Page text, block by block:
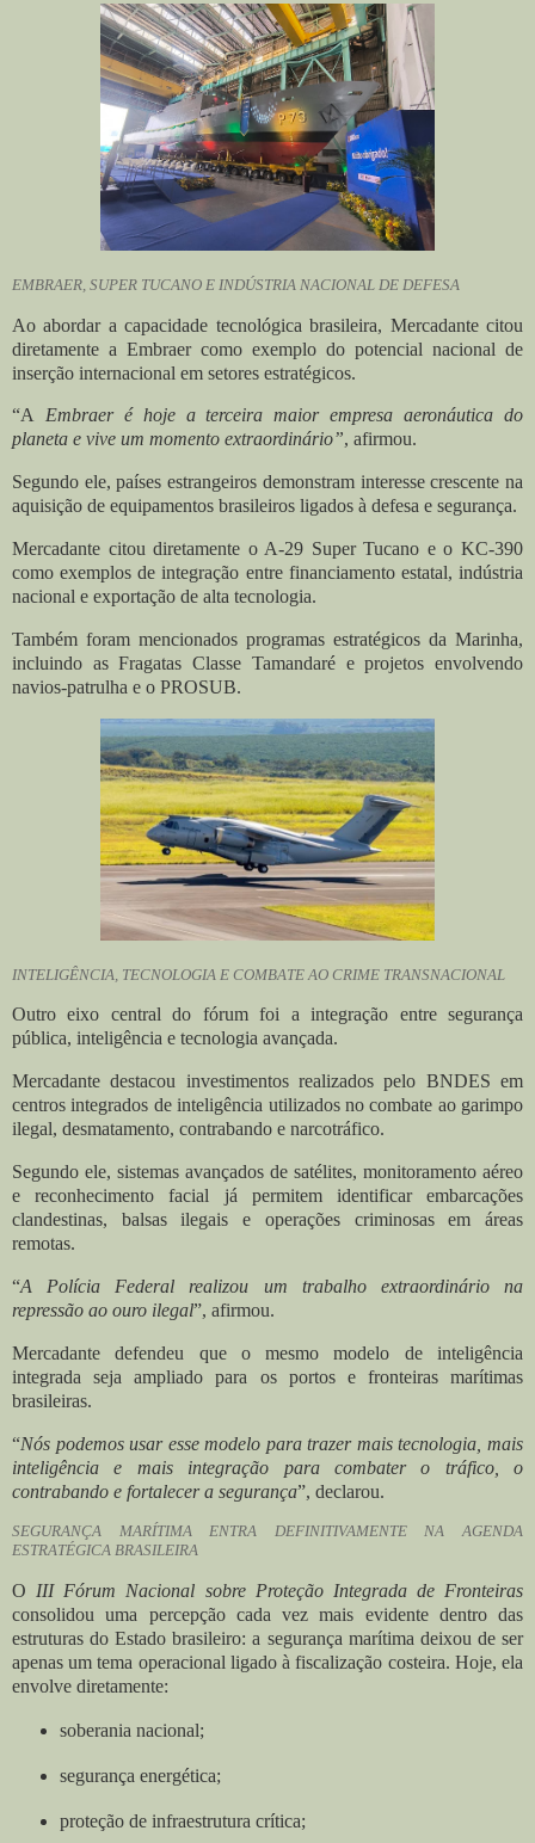
EMBRAER, SUPER TUCANO E INDÚSTRIA NACIONAL DE DEFESA
Ao abordar a capacidade tecnológica brasileira, Mercadante citou
diretamente a Embraer como exemplo do potencial nacional de
inserção internacional em setores estratégicos.
“A Embraer é hoje a terceira maior empresa aeronáutica do
planeta e vive um momento extraordinário”, afirmou.
Segundo ele, países estrangeiros demonstram interesse crescente na
aquisição de equipamentos brasileiros ligados à defesa e segurança.
Mercadante citou diretamente o A-29 Super Tucano e o KC-390
como exemplos de integração entre financiamento estatal, indústria
nacional e exportação de alta tecnologia.
Também foram mencionados programas estratégicos da Marinha,
incluindo as Fragatas Classe Tamandaré e projetos envolvendo
navios-patrulha e o PROSUB.
INTELIGÊNCIA, TECNOLOGIA E COMBATE AO CRIME TRANSNACIONAL
Outro eixo central do fórum foi a integração entre segurança
pública, inteligência e tecnologia avançada.
Mercadante destacou investimentos realizados pelo BNDES em
centros integrados de inteligência utilizados no combate ao garimpo
ilegal, desmatamento, contrabando e narcotráfico.
Segundo ele, sistemas avançados de satélites, monitoramento aéreo
e reconhecimento facial já permitem identificar embarcações
clandestinas, balsas ilegais e operações criminosas em áreas
remotas.
“A Polícia Federal realizou um trabalho extraordinário na
repressão ao ouro ilegal”, afirmou.
Mercadante defendeu que o mesmo modelo de inteligência
integrada seja ampliado para os portos e fronteiras marítimas
brasileiras.
“Nós podemos usar esse modelo para trazer mais tecnologia, mais
inteligência e mais integração para combater o tráfico, o
contrabando e fortalecer a segurança”, declarou.
SEGURANÇA MARÍTIMA ENTRA DEFINITIVAMENTE NA AGENDA
ESTRATÉGICA BRASILEIRA
O III Fórum Nacional sobre Proteção Integrada de Fronteiras
consolidou uma percepção cada vez mais evidente dentro das
estruturas do Estado brasileiro: a segurança marítima deixou de ser
apenas um tema operacional ligado à fiscalização costeira. Hoje, ela
envolve diretamente:
soberania nacional;
segurança energética;
proteção de infraestrutura crítica;